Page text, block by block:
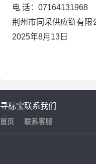
电 话：07164131968
荆州市同采供应链有限
2025年8月13日
寻标宝
首页
联系我们
联系客服